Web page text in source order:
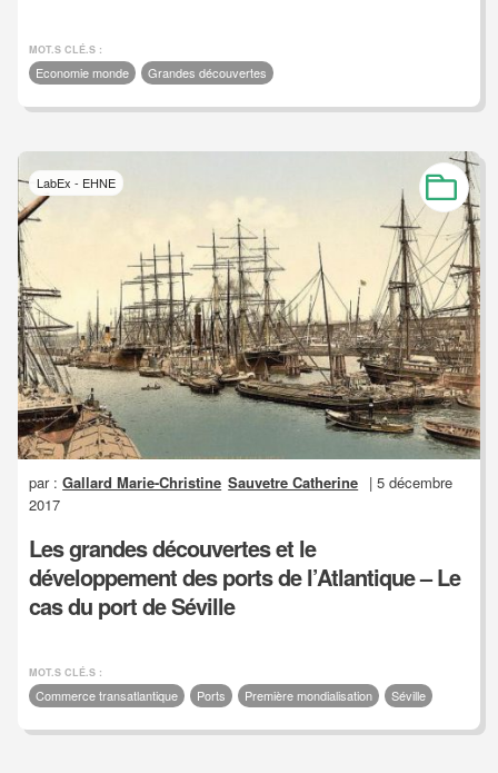
MOT.S CLÉ.S :
Economie monde Grandes découvertes
LabEx - EHNE
par :Gallard Marie-Christine Sauvetre Catherine | 5 décembre
2017
Les grandes découvertes et le
développement des ports de l’Atlantique – Le
cas du port de Séville
MOT.S CLÉ.S :
Commerce transatlantique Ports Première mondialisation Séville